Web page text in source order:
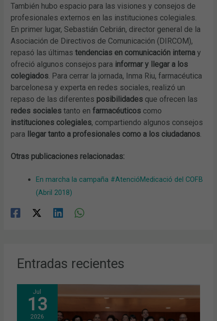
También hubo espacio para las visiones y consejos de
profesionales externos en las instituciones colegiales.
En primer lugar, Sebastián Cebrián, director general de la
Asociación de Directivos de Comunicación (DIRCOM),
repasó las últimas tendencias en comunicación interna y
ofreció algunos consejos para informar y llegar a los
colegiados. Para cerrar la jornada, Inma Riu, farmacéutica
barcelonesa y experta en redes sociales, realizó un
repaso de las diferentes posibilidades que ofrecen las
redes sociales tanto enfarmacéuticos como
instituciones colegiales, compartiendo algunos consejos
para llegar tanto a profesionales como a los ciudadanos.
Otras publicaciones relacionadas:
En marcha la campaña #AtencióMedicació del COFB
(Abril 2018)
Entradas recientes
Jul
13
2026